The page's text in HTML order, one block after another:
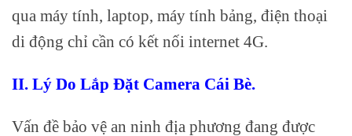
qua máy tính, laptop, máy tính bảng, điện thoại
di động chỉ cần có kết nối internet 4G.
II. Lý Do Lắp Đặt Camera Cái Bè.
Vấn đề bảo vệ an ninh địa phương đang được